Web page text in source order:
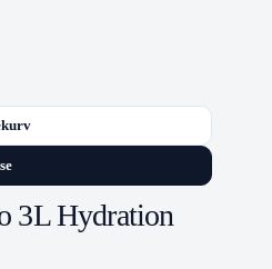
3L Hydration